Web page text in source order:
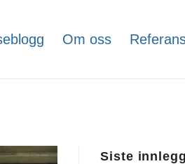
Om oss
Siste innlegg